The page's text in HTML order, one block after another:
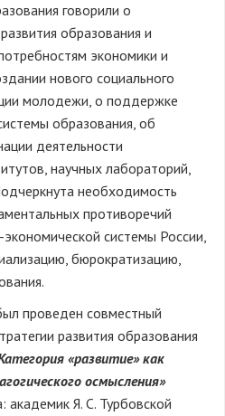
говорили о
образования и
экономики и
нового социального
молодежи, о поддержке
образования, об
деятельности
научных лабораторий,
необходимость
противоречий
системы России,
бюрократизацию,
проведен совместный
развития образования
«развитие» как
осмысления»
академик Я. С. Турбовской